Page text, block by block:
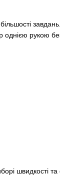
однією рукою
швидкості